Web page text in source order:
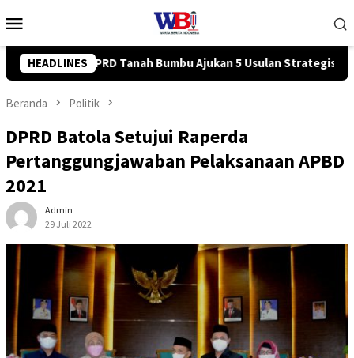
ke
Mobile
HEADLINES
Usulan Strategis ke BPJN Tingkatkan Kompetensi
Beranda Politik
DPRD Batola Setujui Raperda
Pertanggungjawaban Pelaksanaan APBD
2021
Admin
29 Juli 2022